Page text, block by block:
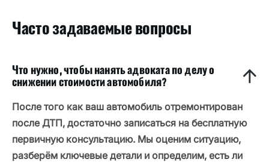
Часто задаваемые вопросы
Что нужно, чтобы нанять адвоката по делу о
снижении стоимости автомобиля?
После того как ваш автомобиль отремонтирован
после ДТП, достаточно записаться на бесплатную
первичную консультацию. Мы оценим ситуацию,
разберём ключевые детали и определим, есть ли